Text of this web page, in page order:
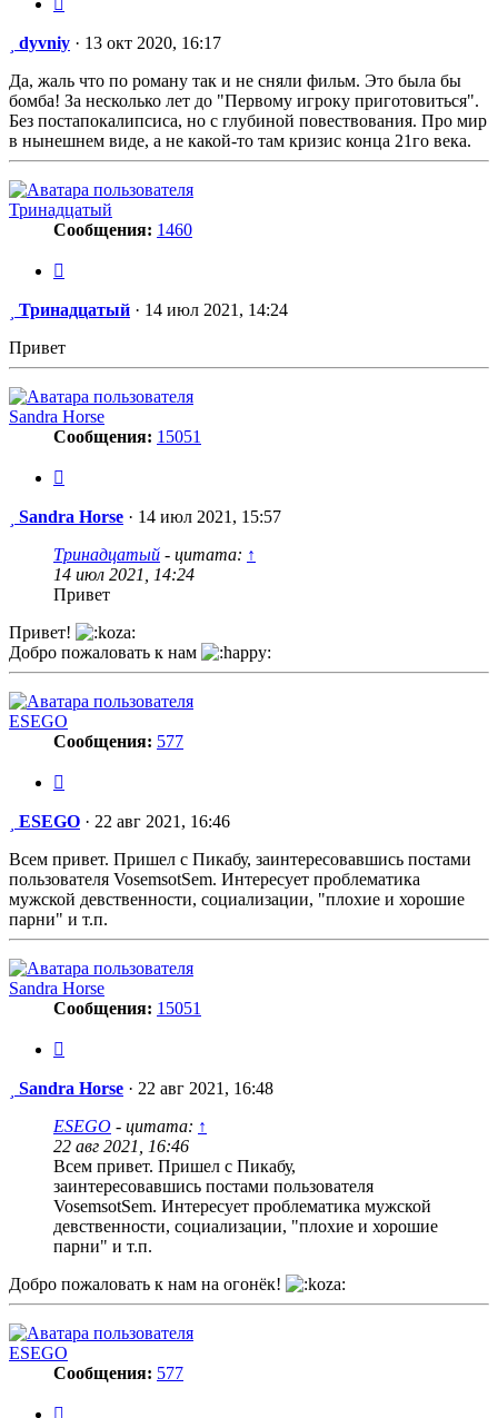
Сообщение
dyvniy · 13 окт 2020, 16:17
Да, жаль что по роману так и не сняли фильм. Это была бы
бомба! За несколько лет до "Первому игроку приготовиться".
Без постапокалипсиса, но с глубиной повествования. Про мир
в нынешнем виде, а не какой-то там кризис конца 21го века.
Тринадцатый
Сообщения: 1460
Сообщение
Тринадцатый · 14 июл 2021, 14:24
Привет
Sandra Horse
Сообщения: 15051
Сообщение
Sandra Horse · 14 июл 2021, 15:57
Тринадцатый - цитата: ↑
14 июл 2021, 14:24
Привет
Привет!
Добро пожаловать к нам
ESEGO
Сообщения: 577
Сообщение
ESEGO · 22 авг 2021, 16:46
Всем привет. Пришел с Пикабу, заинтересовавшись постами
пользователя VosemsotSem. Интересует проблематика
мужской девственности, социализации, "плохие и хорошие
парни" и т.п.
Sandra Horse
Сообщения: 15051
Сообщение
Sandra Horse · 22 авг 2021, 16:48
ESEGO - цитата: ↑
22 авг 2021, 16:46
Всем привет. Пришел с Пикабу,
заинтересовавшись постами пользователя
VosemsotSem. Интересует проблематика мужской
девственности, социализации, "плохие и хорошие
парни" и т.п.
Добро пожаловать к нам на огонёк!
ESEGO
Сообщения: 577